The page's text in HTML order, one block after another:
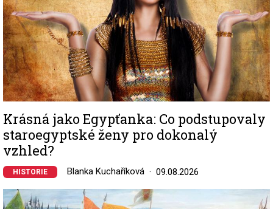
Krásná jako Egypťanka: Co podstupovaly
staroegyptské ženy pro dokonalý
vzhled?
HISTORIE Blanka Kuchaříková 09.08.2026
Image